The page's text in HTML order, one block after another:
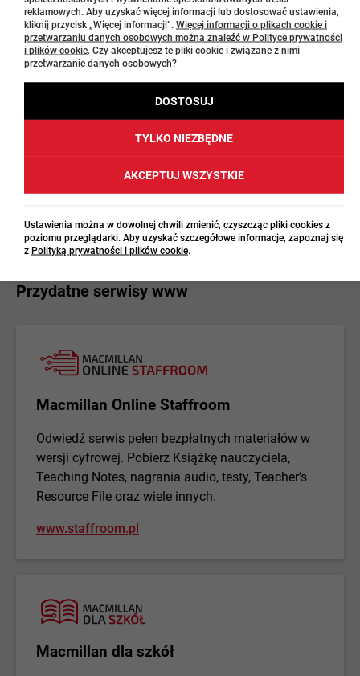
Generator dyplomów
Poznaj narzędzie, dzięki
któremu w trzech prostych
Przydatne serwisy www
Macmillan Online Staffroom
Odwiedź serwis pełen bezpłatnych materiałów w
wersji cyfrowej. Pobierz Książkę nauczyciela,
Teaching Notes, nagrania audio, testy, Teacher’s
Resource File oraz wiele innych.
www.staffroom.pl
Macmillan dla szkół
reklamowych. Aby uzyskać więcej informacji lub dostosować ustawienia,
kliknij przycisk „Więcej informacji”. Więcej informacji o plikach cookie i
przetwarzaniu danych osobowych można znaleźć w Polityce prywatności
i plików cookie. Czy akceptujesz te pliki cookie i związane z nimi
przetwarzanie danych osobowych?
DOSTOSUJ
TYLKO NIEZBĘDNE
AKCEPTUJ WSZYSTKIE
Ustawienia można w dowolnej chwili zmienić, czyszcząc pliki cookies z
poziomu przeglądarki. Aby uzyskać szczegółowe informacje, zapoznaj się
z Polityką prywatności i plików cookie.